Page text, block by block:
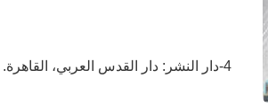
4-دار النشر: دار القدس العربي، القاهرة.